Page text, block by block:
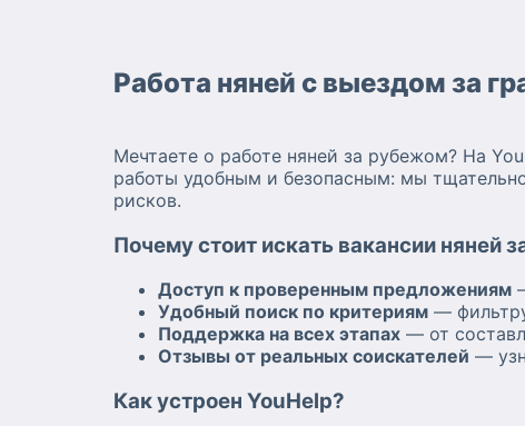
Работа няней с выездом за
Мечтаете о работе няней за рубежом? На
работы удобным и безопасным: мы
рисков.
Почему стоит искать вакансии няней
Доступ к проверенным предложениям
Удобный поиск по критериям —
Поддержка на всех этапах — от
Отзывы от реальных соискателей —
Как устроен YouHelp?